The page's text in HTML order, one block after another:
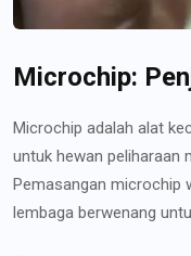
Microchip:
Microchip adalah alat
untuk hewan peliharaan
Pemasangan microchip
lembaga berwenang